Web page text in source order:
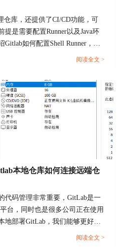
面，GitLab的
等功能促进了团队成
。此外，GitLab的CI/CD
署提供了强大支持，大大提
是其开源性质，这意味着
，不断贡献代码、报告问题
开放的开发模式不仅降低了
快速迭代和改进。同时，
验丰富的用户提供了深入的
仓库，还提供了CI/CD功能，可
提是需要配置Runner以及Java环
如何配置Shell Runner，
阅读全文 >
本地仓库如何连接远端仓
代码管理非常重要，GitLab是一
台，同时也是很多公司正在使用
地部署GitLab，我们能够更好地
地仓库与远端仓库连接，可实现
阅读全文 >